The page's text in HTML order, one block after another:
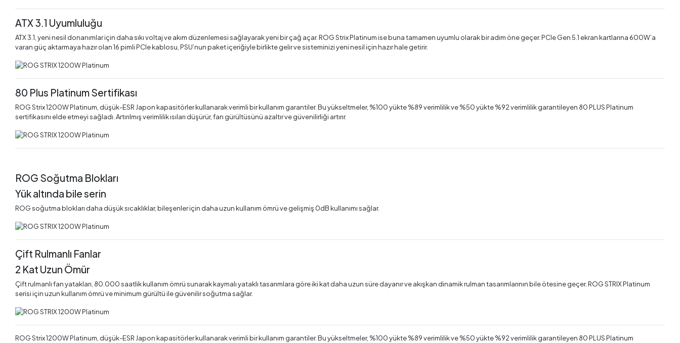
ATX 3.1 Uyumluluğu
ATX 3.1, yeni nesil donanımlar için daha sıkı voltaj ve akım düzenlemesi sağlayarak yeni bir çağ açar. ROG Strix Platinum ise buna tamamen uyumlu olarak bir adım öne geçer. PCIe Gen 5.1 ekran kartlarına 600W’a
varan güç aktarmaya hazır olan 16 pimli PCIe kablosu, PSU’nun paket içeriğiyle birlikte gelir ve sisteminizi yeni nesil için hazır hale getirir.
80 Plus Platinum Sertifikası
ROG Strix 1200W Platinum, düşük-ESR Japon kapasitörler kullanarak verimli bir kullanım garantiler. Bu yükseltmeler, %100 yükte %89 verimlilik ve %50 yükte %92 verimlilik garantileyen 80 PLUS Platinum
sertifikasını elde etmeyi sağladı. Artırılmış verimlilik ısıları düşürür, fan gürültüsünü azaltır ve güvenilirliği artırır.
ROG Soğutma Blokları
Yük altında bile serin
ROG soğutma blokları daha düşük sıcaklıklar, bileşenler için daha uzun kullanım ömrü ve gelişmiş 0dB kullanımı sağlar.
Çift Rulmanlı Fanlar
2 Kat Uzun Ömür
Çift rulmanlı fan yatakları, 80.000 saatlik kullanım ömrü sunarak kaymalı yataklı tasarımlara göre iki kat daha uzun süre dayanır ve akışkan dinamik rulman tasarımlarının bile ötesine geçer. ROG STRIX Platinum
serisi için uzun kullanım ömrü ve minimum gürültü ile güvenilir soğutma sağlar.
ROG Strix 1200W Platinum, düşük-ESR Japon kapasitörler kullanarak verimli bir kullanım garantiler. Bu yükseltmeler, %100 yükte %89 verimlilik ve %50 yükte %92 verimlilik garantileyen 80 PLUS Platinum